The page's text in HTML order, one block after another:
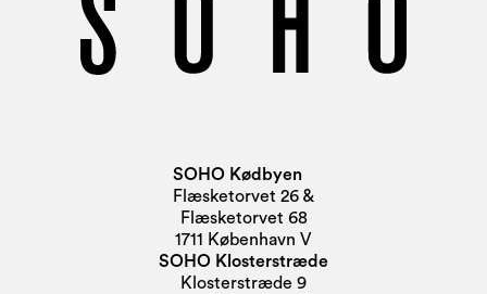
SOHO Kødbyen
Flæsketorvet 26 &
Flæsketorvet 68
1711 København V
SOHO Klosterstræde
Klosterstræde 9